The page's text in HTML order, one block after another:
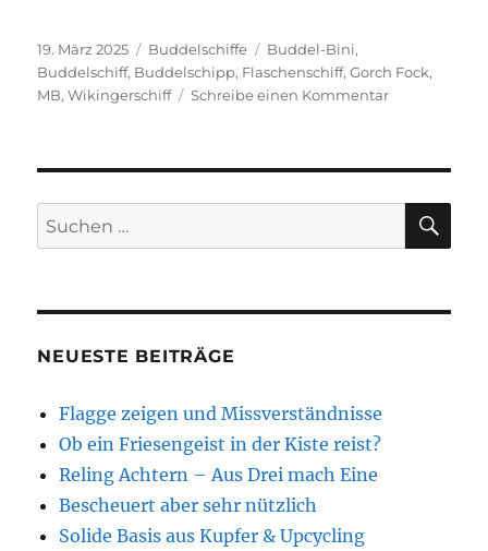
Veröffentlicht
am
19. März 2025 Kategorien
Buddelschiffe Schlagwörter
Buddel-Bini,
Buddelschiff, Buddelschipp, Flaschenschiff,Gorch Fock,
MB,Wikingerschiff Schreibe einen Kommentarzu
Suchen
nach:
NEUESTE BEITRÄGE
Flagge zeigen und Missverständnisse
Ob ein Friesengeist in der Kiste reist?
Reling Achtern – Aus Drei mach Eine
Bescheuert aber sehr nützlich
Solide Basis aus Kupfer & Upcycling